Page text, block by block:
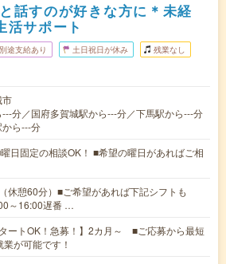
話すのが好きな方に＊未経
活サポート
途支給あり 土日祝日が休み 残業なし
市
分／国府多賀城駅から---分／下馬駅から---分
から---分
日固定の相談OK！ ■希望の曜日があればご相
休憩60分）■ご希望があれば下記シフトも
～16:00遅番 …
タートOK！急募！】2カ月～ ■ご応募から最短
が可能です！